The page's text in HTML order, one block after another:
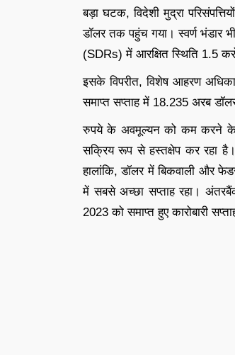
बड़ा घटक, विदेशी मुद्रा
डॉलर तक पहुंच गया। स्वर्ण भंडार
(SDRs) में आरक्षित स्थिति 1.5
इसके विपरीत, विशेष आहरण
समाप्त सप्ताह में 18.235 अरब
रुपये के अवमूल्यन को कम करने के
सक्रिय रूप से हस्तक्षेप कर रहा
हालांकि, डॉलर में बिकवाली और
में सबसे अच्छा सप्ताह रहा।
2023 को समाप्त हुए कारोबारी